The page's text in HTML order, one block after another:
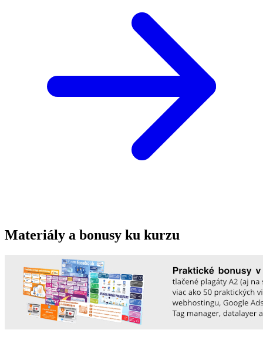
Materiály a bonusy ku kurzu